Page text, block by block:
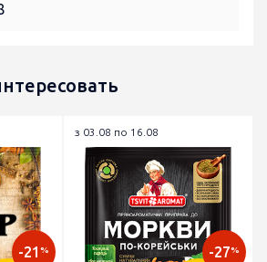
-21 %
з 03.08 по 16.08
-27%